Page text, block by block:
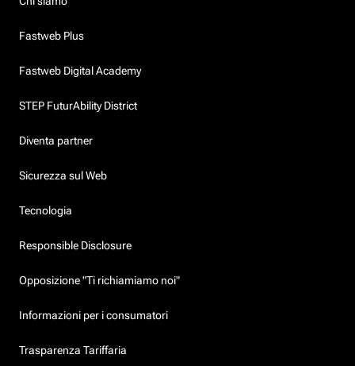
Fastweb Plus
Fastweb Digital Academy
STEP FuturAbility District
Diventa partner
Sicurezza sul Web
Tecnologia
Responsible Disclosure
Opposizione "Ti richiamiamo noi"
Informazioni per i consumatori
Trasparenza Tariffaria